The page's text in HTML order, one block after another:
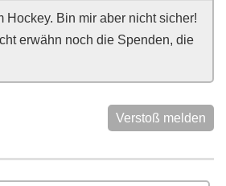
Hockey. Bin mir aber nicht sicher!
erwähn noch die Spenden, die
Verstoß melden